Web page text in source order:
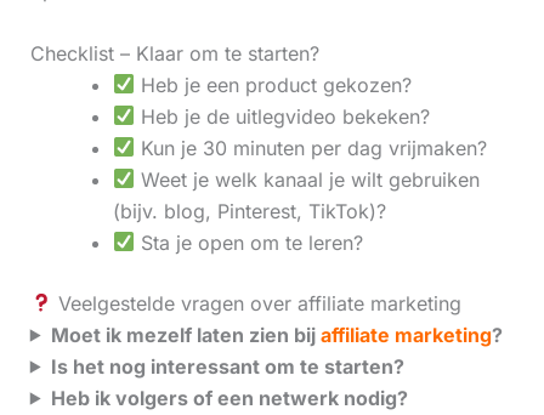
Checklist – Klaar om te starten?
Heb je een product gekozen?
Heb je de uitlegvideo bekeken?
Kun je 30 minuten per dag vrijmaken?
Weet je welk kanaal je wilt gebruiken
(bijv. blog, Pinterest, TikTok)?
Sta je open om te leren?
Veelgestelde vragen over affiliate marketing
Moet ik mezelf laten zien bij affiliate marketing?
Is het nog interessant om te starten?
Heb ik volgers of een netwerk nodig?